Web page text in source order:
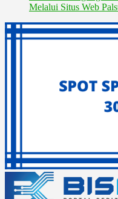
Melalui Situs Web